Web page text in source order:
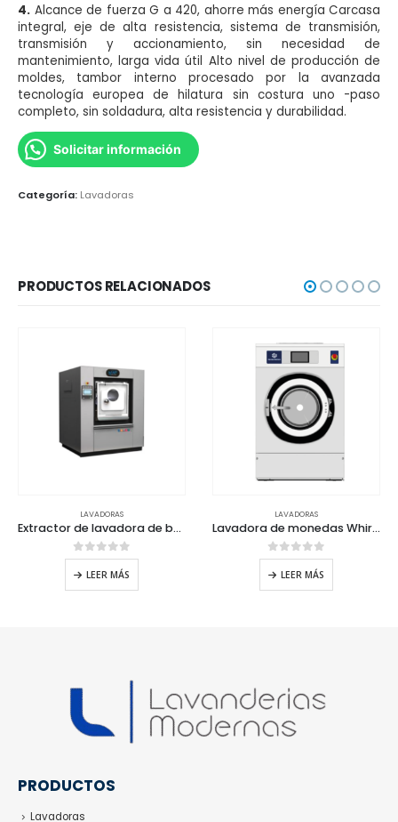
4. Alcance de fuerza G a 420, ahorre más energía Carcasa
integral, eje de alta resistencia, sistema de transmisión,
transmisión y accionamiento, sin necesidad de
mantenimiento, larga vida útil Alto nivel de producción de
moldes, tambor interno procesado por la avanzada
tecnología europea de hilatura sin costura uno -paso
completo, sin soldadura, alta resistencia y durabilidad.
Solicitar información
Categoría: Lavadoras
PRODUCTOS RELACIONADOS
LAVADORAS
0out of 5
LEER MÁS
LAVADORAS
0out of 5
LEER MÁS
PRODUCTOS
Lavadoras